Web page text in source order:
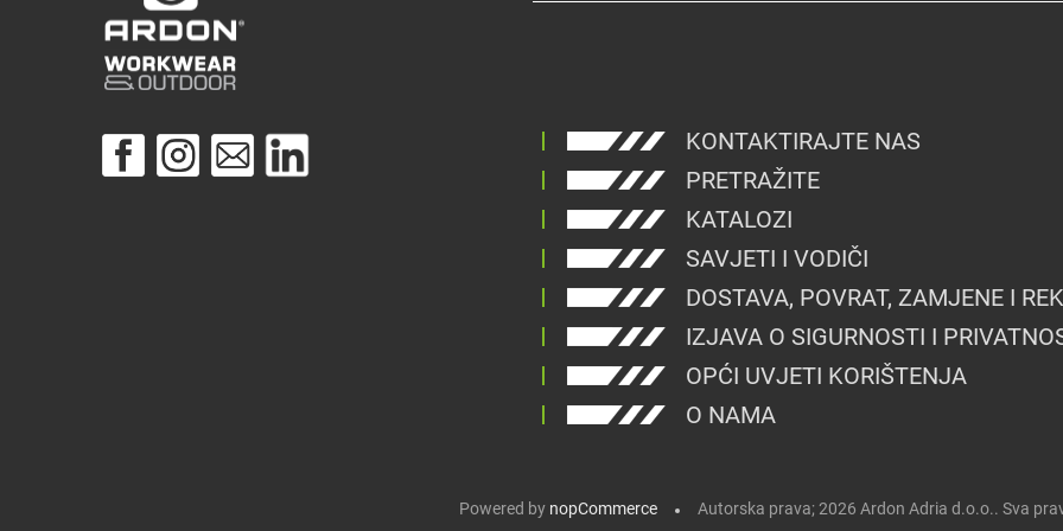
KONTAKTIRAJTE NAS
PRETRAŽITE
KATALOZI
SAVJETI I VODIČI
DOSTAVA, POVRAT, ZAMJENE I
IZJAVA O SIGURNOSTI I
OPĆI UVJETI KORIŠTENJA
O NAMA
Powered by nopCommerce Autorska prava; 2026 Ardon Adria d.o.o.. Sva